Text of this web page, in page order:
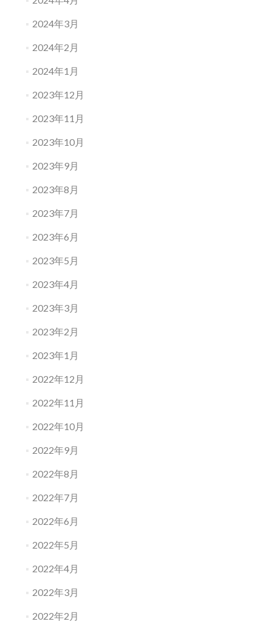
2024年3月
2024年2月
2024年1月
2023年12月
2023年11月
2023年10月
2023年9月
2023年8月
2023年7月
2023年6月
2023年5月
2023年4月
2023年3月
2023年2月
2023年1月
2022年12月
2022年11月
2022年10月
2022年9月
2022年8月
2022年7月
2022年6月
2022年5月
2022年4月
2022年3月
2022年2月